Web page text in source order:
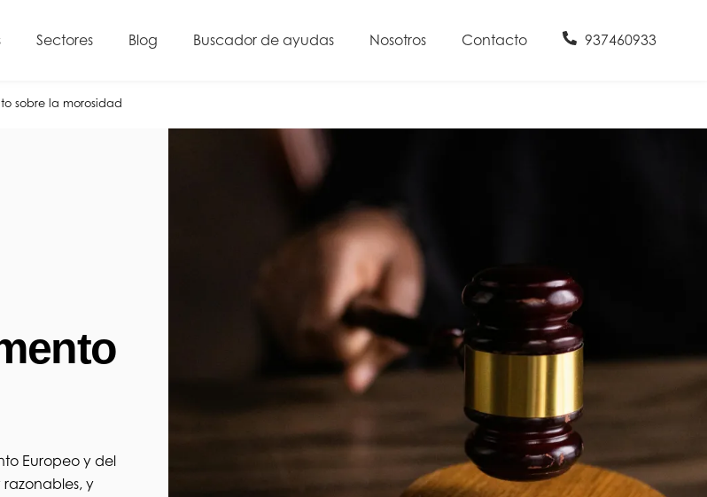
Sectores Blog Buscador de ayudas Nosotros Contacto 937460933
sobre la morosidad
Europeo y del
razonables, y